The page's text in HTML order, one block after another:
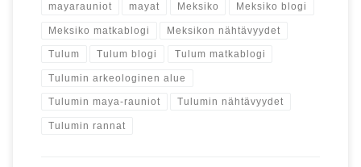
mayarauniot mayat Meksiko Meksiko blogi
Meksiko matkablogi Meksikon nähtävyydet
Tulum Tulum blogi Tulum matkablogi
Tulumin arkeologinen alue
Tulumin maya-rauniot Tulumin nähtävyydet
Tulumin rannat